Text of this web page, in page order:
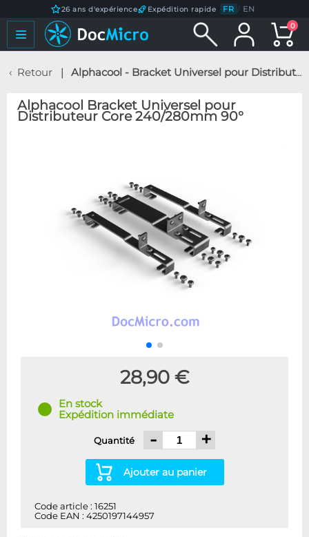
26 ans d'expérience Expédition rapide FR / EN
0
Retour Alphacool - Bracket Universel pour Distributeur Core 240/280mm 90°
Alphacool Bracket Universel pour
Distributeur Core 240/280mm 90°
28,90 €
En stock
Expédition immédiate
Quantité - +
Ajouter au panier
Code article : 16251
Code EAN : 4250197144957